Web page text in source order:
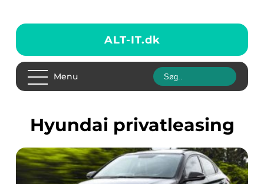
ALT-IT.dk
Menu
Hyundai privatleasing